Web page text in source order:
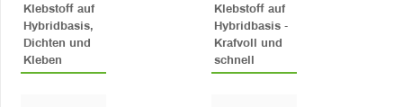
Klebstoff auf
Hybridbasis,
Dichten und
Kleben
Klebstoff auf
Hybridbasis -
Krafvoll und
schnell